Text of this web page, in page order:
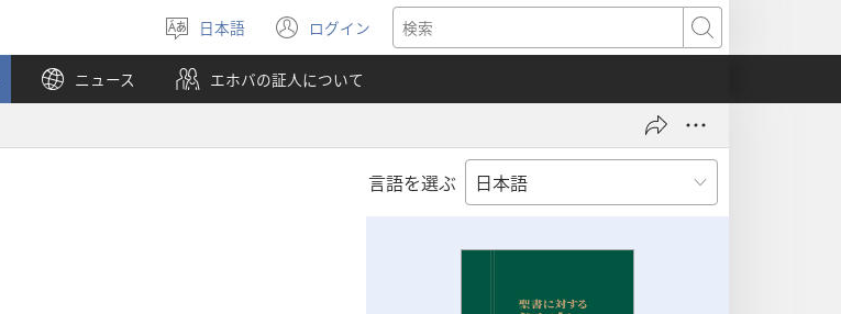
言
語
を
選
日本語 ログイン
（新
し
い
タ
で
検
索
ニュース エホバの証人について
言語を選ぶ